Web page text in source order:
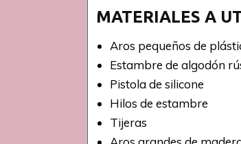
MATERIALES A
Aros pequeños de
Estambre de algodón
Pistola de silicone
Hilos de estambre
Tijeras